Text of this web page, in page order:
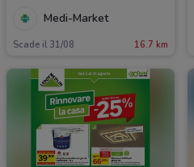
Medi-Market
Scade il 31/08 16.7 km